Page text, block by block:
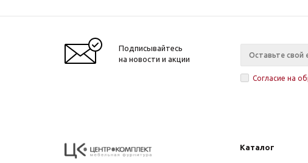
Подписывайтесь
на новости и акции
Согласие на
Каталог